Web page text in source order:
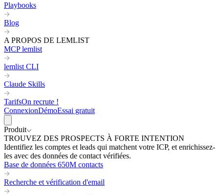
Playbooks
Blog
A PROPOS DE LEMLIST
MCP lemlist
lemlist CLI
Claude Skills
TarifsOn recrute !
ConnexionDémoEssai gratuit
Produit
TROUVEZ DES PROSPECTS À FORTE INTENTION
Identifiez les comptes et leads qui matchent votre ICP, et enrichissez-
les avec des données de contact vérifiées.
Base de données 650M contacts
Recherche et vérification d'email